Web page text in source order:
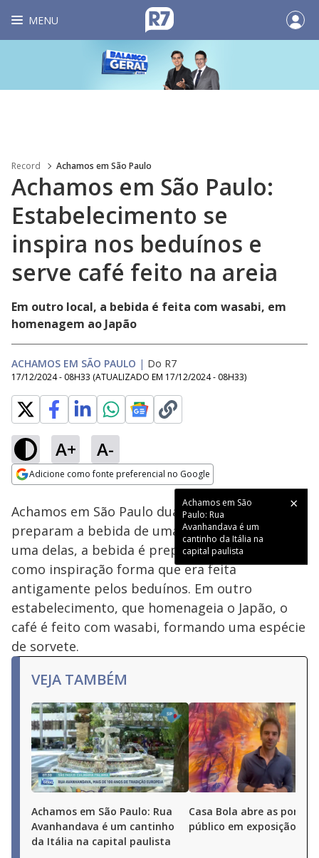
MENU
Record Achamos em São Paulo
Achamos em São Paulo:
Estabelecimento se
inspira nos beduínos e
serve café feito na areia
Em outro local, a bebida é feita com wasabi, em
homenagem ao Japão
ACHAMOS EM SÃO PAULO | Do R7
17/12/2024 - 08H33 (ATUALIZADO EM 17/12/2024 - 08H33)
A+ A-
Adicione como fonte preferencial no Google
Achamos em São
Paulo: Rua
Avanhandava é um
cantinho da Itália na
capital paulista
Ativar
Loaded
26.92%
Achamos em São Paulo duas cafeterias que
preparam a bebida de uma forma inusitada. Em
uma delas, a bebida é preparada na areia e tem
como inspiração forma que era feita
antigamente pelos beduínos. Em outro
estabelecimento, que homenageia o Japão, o
café é feito com wasabi, formando uma espécie
de sorvete.
VEJA TAMBÉM
Achamos em São Paulo: Rua
Avanhandava é um cantinho
da Itália na capital paulista
Casa Bola abre as portas
público em exposição